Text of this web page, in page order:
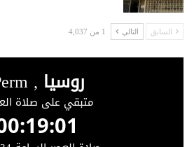
السابق التالي 1 من 4,037